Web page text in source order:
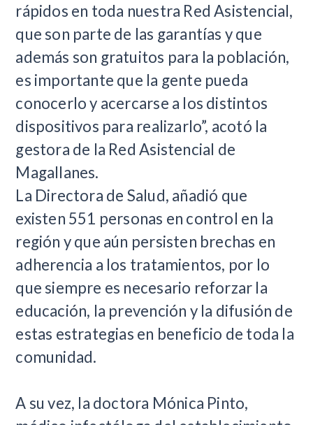
rápidos en toda nuestra Red Asistencial,
que son parte de las garantías y que
además son gratuitos para la población,
es importante que la gente pueda
conocerlo y acercarse a los distintos
dispositivos para realizarlo”, acotó la
gestora de la Red Asistencial de
Magallanes.
La Directora de Salud, añadió que
existen 551 personas en control en la
región y que aún persisten brechas en
adherencia a los tratamientos, por lo
que siempre es necesario reforzar la
educación, la prevención y la difusión de
estas estrategias en beneficio de toda la
comunidad.
A su vez, la doctora Mónica Pinto,